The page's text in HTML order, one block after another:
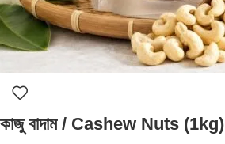
কাজু বাদাম / Cashew Nuts (1kg)